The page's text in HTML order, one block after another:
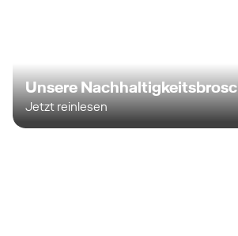
Unsere
Jetzt reinlesen